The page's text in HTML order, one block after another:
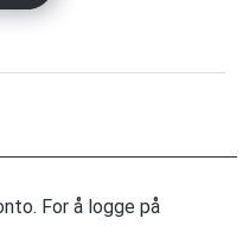
For å logge på